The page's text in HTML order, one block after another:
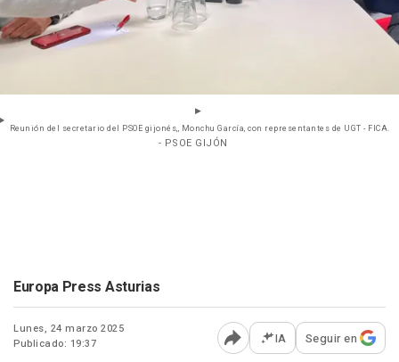
Reunión del secretario del PSOE gijonés,, Monchu García, con representantes de UGT - FICA.
- PSOE GIJÓN
Europa Press Asturias
Lunes, 24 marzo 2025
Publicado: 19:37
Abrir opciones para
IA Seguir en